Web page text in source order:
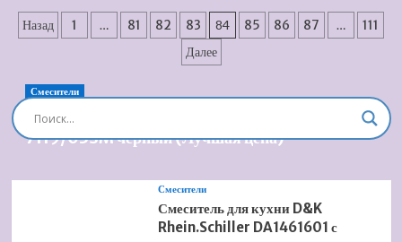
сиденье
для
цена)
Пагинация
Назад 1 … 81 82 83 84 85 86 87 …
111
Далее
Смесители
Душевая система встроенная Timo Briana SX-
7119/03SM черный (Лучшая цена)
Смесители
Смеситель для кухни D&K
Rhein.Schiller DA1461601 с